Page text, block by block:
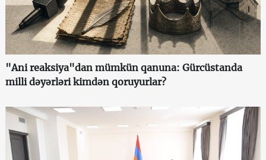
"Ani reaksiya"dan mümkün qanuna: Gürcüstanda
milli dəyərləri kimdən qoruyurlar?